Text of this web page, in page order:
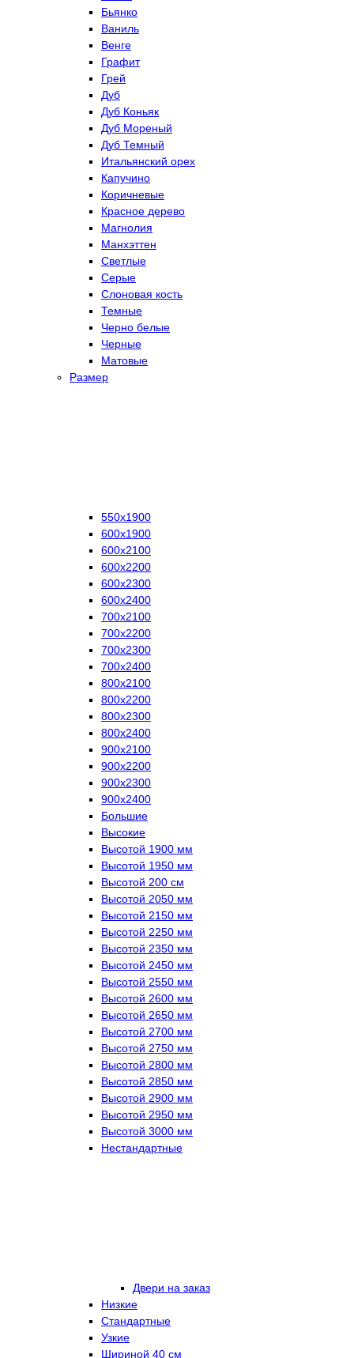
Бьянко
Ваниль
Венге
Графит
Грей
Дуб
Дуб Коньяк
Дуб Мореный
Дуб Темный
Итальянский орех
Капучино
Коричневые
Красное дерево
Магнолия
Манхэттен
Светлые
Серые
Слоновая кость
Темные
Черно белые
Черные
Матовые
Размер
550х1900
600х1900
600х2100
600х2200
600х2300
600х2400
700х2100
700х2200
700х2300
700х2400
800х2100
800х2200
800х2300
800х2400
900х2100
900х2200
900х2300
900х2400
Большие
Высокие
Высотой 1900 мм
Высотой 1950 мм
Высотой 200 см
Высотой 2050 мм
Высотой 2150 мм
Высотой 2250 мм
Высотой 2350 мм
Высотой 2450 мм
Высотой 2550 мм
Высотой 2600 мм
Высотой 2650 мм
Высотой 2700 мм
Высотой 2750 мм
Высотой 2800 мм
Высотой 2850 мм
Высотой 2900 мм
Высотой 2950 мм
Высотой 3000 мм
Нестандартные
Двери на заказ
Низкие
Стандартные
Узкие
Шириной 40 см